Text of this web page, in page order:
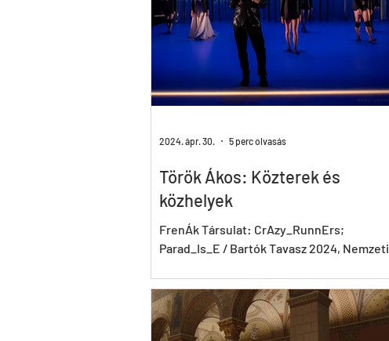
Török Ákos: Közterek és
közhelyek
FrenÁk Társulat: CrAzy_RunnErs;
Parad_Is_E / Bartók Tavasz 2024, Nemzeti
egy mozdulatlan,...
2024. ápr. 30. 5 perc olvasás